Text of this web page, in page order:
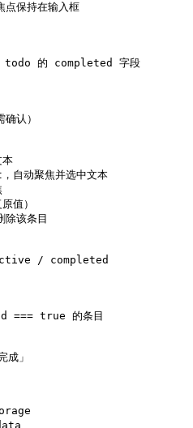
点保持在输入框
todo 的 completed 字段
认）
自动聚焦并选中文本
值）
除该条目
/ completed
=== true 的条目
成」